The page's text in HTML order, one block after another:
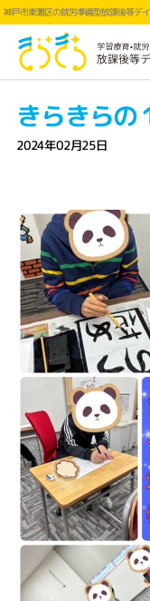
神戸市東灘区の就労準備型放課後等デ
きらきらの
2024年02月25日